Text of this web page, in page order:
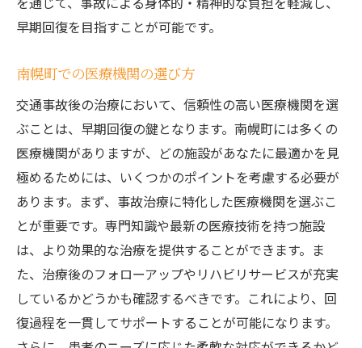
早期回復を目指すことが可能です。
南幌町での医療機関の選び方
交通事故後の治療において、信頼性の高い医療機関を選
ぶことは、早期回復の鍵となります。南幌町には多くの
医療機関がありますが、どの施設があなたに最適かを見
極めるためには、いくつかのポイントを考慮する必要が
あります。まず、事故治療に特化した医療機関を選ぶこ
とが重要です。専門知識や最新の医療技術を持つ施設
は、より効果的な治療を提供することができます。ま
た、治療後のフォローアップやリハビリサービスが充実
しているかどうかも確認するべきです。これにより、回
復過程を一貫してサポートすることが可能になります。